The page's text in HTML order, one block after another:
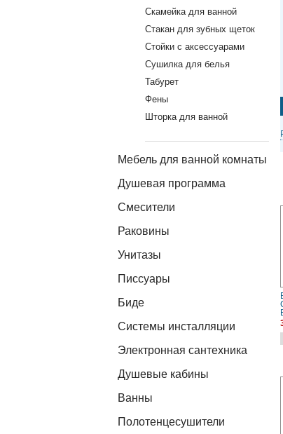
Скамейка для ванной
Стакан для зубных щеток
Стойки с аксессуарами
Сушилка для белья
Табурет
Фены
Шторка для ванной
Мебель для ванной комнаты
Душевая программа
Смесители
Раковины
Унитазы
Писсуары
Биде
Системы инсталляции
Электронная сантехника
Душевые кабины
Ванны
Полотенцесушители